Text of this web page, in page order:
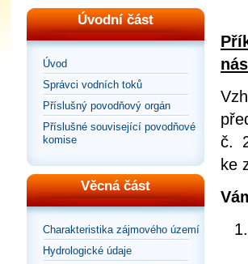
Úvodní část
Úvod
Správci vodních toků
Příslušný povodňový orgán
Příslušné související povodňové
komise
Věcná část
Charakteristika zájmového území
Hydrologické údaje
č.
ke